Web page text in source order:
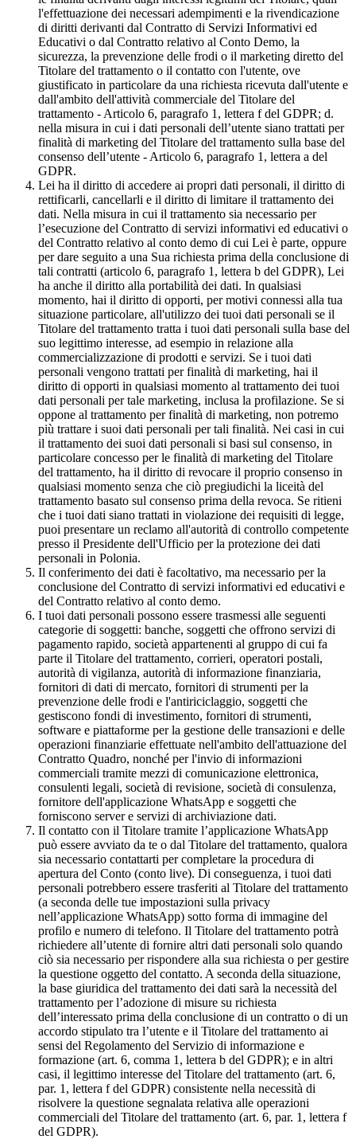
l'effettuazione dei necessari adempimenti e la rivendicazione
di diritti derivanti dal Contratto di Servizi Informativi ed
Educativi o dal Contratto relativo al Conto Demo, la
sicurezza, la prevenzione delle frodi o il marketing diretto del
Titolare del trattamento o il contatto con l'utente, ove
giustificato in particolare da una richiesta ricevuta dall'utente e
dall'ambito dell'attività commerciale del Titolare del
trattamento - Articolo 6, paragrafo 1, lettera f del GDPR; d.
nella misura in cui i dati personali dell’utente siano trattati per
finalità di marketing del Titolare del trattamento sulla base del
consenso dell’utente - Articolo 6, paragrafo 1, lettera a del
GDPR.
Lei ha il diritto di accedere ai propri dati personali, il diritto di
rettificarli, cancellarli e il diritto di limitare il trattamento dei
dati. Nella misura in cui il trattamento sia necessario per
l’esecuzione del Contratto di servizi informativi ed educativi o
del Contratto relativo al conto demo di cui Lei è parte, oppure
per dare seguito a una Sua richiesta prima della conclusione di
tali contratti (articolo 6, paragrafo 1, lettera b del GDPR), Lei
ha anche il diritto alla portabilità dei dati. In qualsiasi
momento, hai il diritto di opporti, per motivi connessi alla tua
situazione particolare, all'utilizzo dei tuoi dati personali se il
Titolare del trattamento tratta i tuoi dati personali sulla base del
suo legittimo interesse, ad esempio in relazione alla
commercializzazione di prodotti e servizi. Se i tuoi dati
personali vengono trattati per finalità di marketing, hai il
diritto di opporti in qualsiasi momento al trattamento dei tuoi
dati personali per tale marketing, inclusa la profilazione. Se si
oppone al trattamento per finalità di marketing, non potremo
più trattare i suoi dati personali per tali finalità. Nei casi in cui
il trattamento dei suoi dati personali si basi sul consenso, in
particolare concesso per le finalità di marketing del Titolare
del trattamento, ha il diritto di revocare il proprio consenso in
qualsiasi momento senza che ciò pregiudichi la liceità del
trattamento basato sul consenso prima della revoca. Se ritieni
che i tuoi dati siano trattati in violazione dei requisiti di legge,
puoi presentare un reclamo all'autorità di controllo competente
presso il Presidente dell'Ufficio per la protezione dei dati
personali in Polonia.
Il conferimento dei dati è facoltativo, ma necessario per la
conclusione del Contratto di servizi informativi ed educativi e
del Contratto relativo al conto demo.
I tuoi dati personali possono essere trasmessi alle seguenti
categorie di soggetti: banche, soggetti che offrono servizi di
pagamento rapido, società appartenenti al gruppo di cui fa
parte il Titolare del trattamento, corrieri, operatori postali,
autorità di vigilanza, autorità di informazione finanziaria,
fornitori di dati di mercato, fornitori di strumenti per la
prevenzione delle frodi e l'antiriciclaggio, soggetti che
gestiscono fondi di investimento, fornitori di strumenti,
software e piattaforme per la gestione delle transazioni e delle
operazioni finanziarie effettuate nell'ambito dell'attuazione del
Contratto Quadro, nonché per l'invio di informazioni
commerciali tramite mezzi di comunicazione elettronica,
consulenti legali, società di revisione, società di consulenza,
fornitore dell'applicazione WhatsApp e soggetti che
forniscono server e servizi di archiviazione dati.
Il contatto con il Titolare tramite l’applicazione WhatsApp
può essere avviato da te o dal Titolare del trattamento, qualora
sia necessario contattarti per completare la procedura di
apertura del Conto (conto live). Di conseguenza, i tuoi dati
personali potrebbero essere trasferiti al Titolare del trattamento
(a seconda delle tue impostazioni sulla privacy
nell’applicazione WhatsApp) sotto forma di immagine del
profilo e numero di telefono. Il Titolare del trattamento potrà
richiedere all’utente di fornire altri dati personali solo quando
ciò sia necessario per rispondere alla sua richiesta o per gestire
la questione oggetto del contatto. A seconda della situazione,
la base giuridica del trattamento dei dati sarà la necessità del
trattamento per l’adozione di misure su richiesta
dell’interessato prima della conclusione di un contratto o di un
accordo stipulato tra l’utente e il Titolare del trattamento ai
sensi del Regolamento del Servizio di informazione e
formazione (art. 6, comma 1, lettera b del GDPR); e in altri
casi, il legittimo interesse del Titolare del trattamento (art. 6,
par. 1, lettera f del GDPR) consistente nella necessità di
risolvere la questione segnalata relativa alle operazioni
commerciali del Titolare del trattamento (art. 6, par. 1, lettera f
del GDPR).